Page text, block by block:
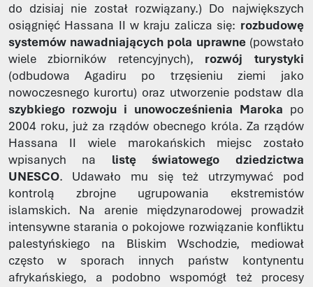
do dzisiaj nie został rozwiązany.) Do największych
osiągnięć Hassana II w kraju zalicza się: rozbudowę
systemów nawadniających pola uprawne(powstało
wiele zbiorników retencyjnych), rozwój turystyki
(odbudowa Agadiru po trzęsieniu ziemi jako
nowoczesnego kurortu) oraz utworzenie podstaw dla
szybkiego rozwoju i unowocześnienia Maroka po
2004 roku, już za rządów obecnego króla. Za rządów
Hassana II wiele marokańskich miejsc zostało
wpisanych na listę światowego dziedzictwa
UNESCO. Udawało mu się też utrzymywać pod
kontrolą zbrojne ugrupowania ekstremistów
islamskich. Na arenie międzynarodowej prowadził
intensywne starania o pokojowe rozwiązanie konfliktu
palestyńskiego na Bliskim Wschodzie, mediował
często w sporach innych państw kontynentu
afrykańskiego, a podobno wspomógł też procesy